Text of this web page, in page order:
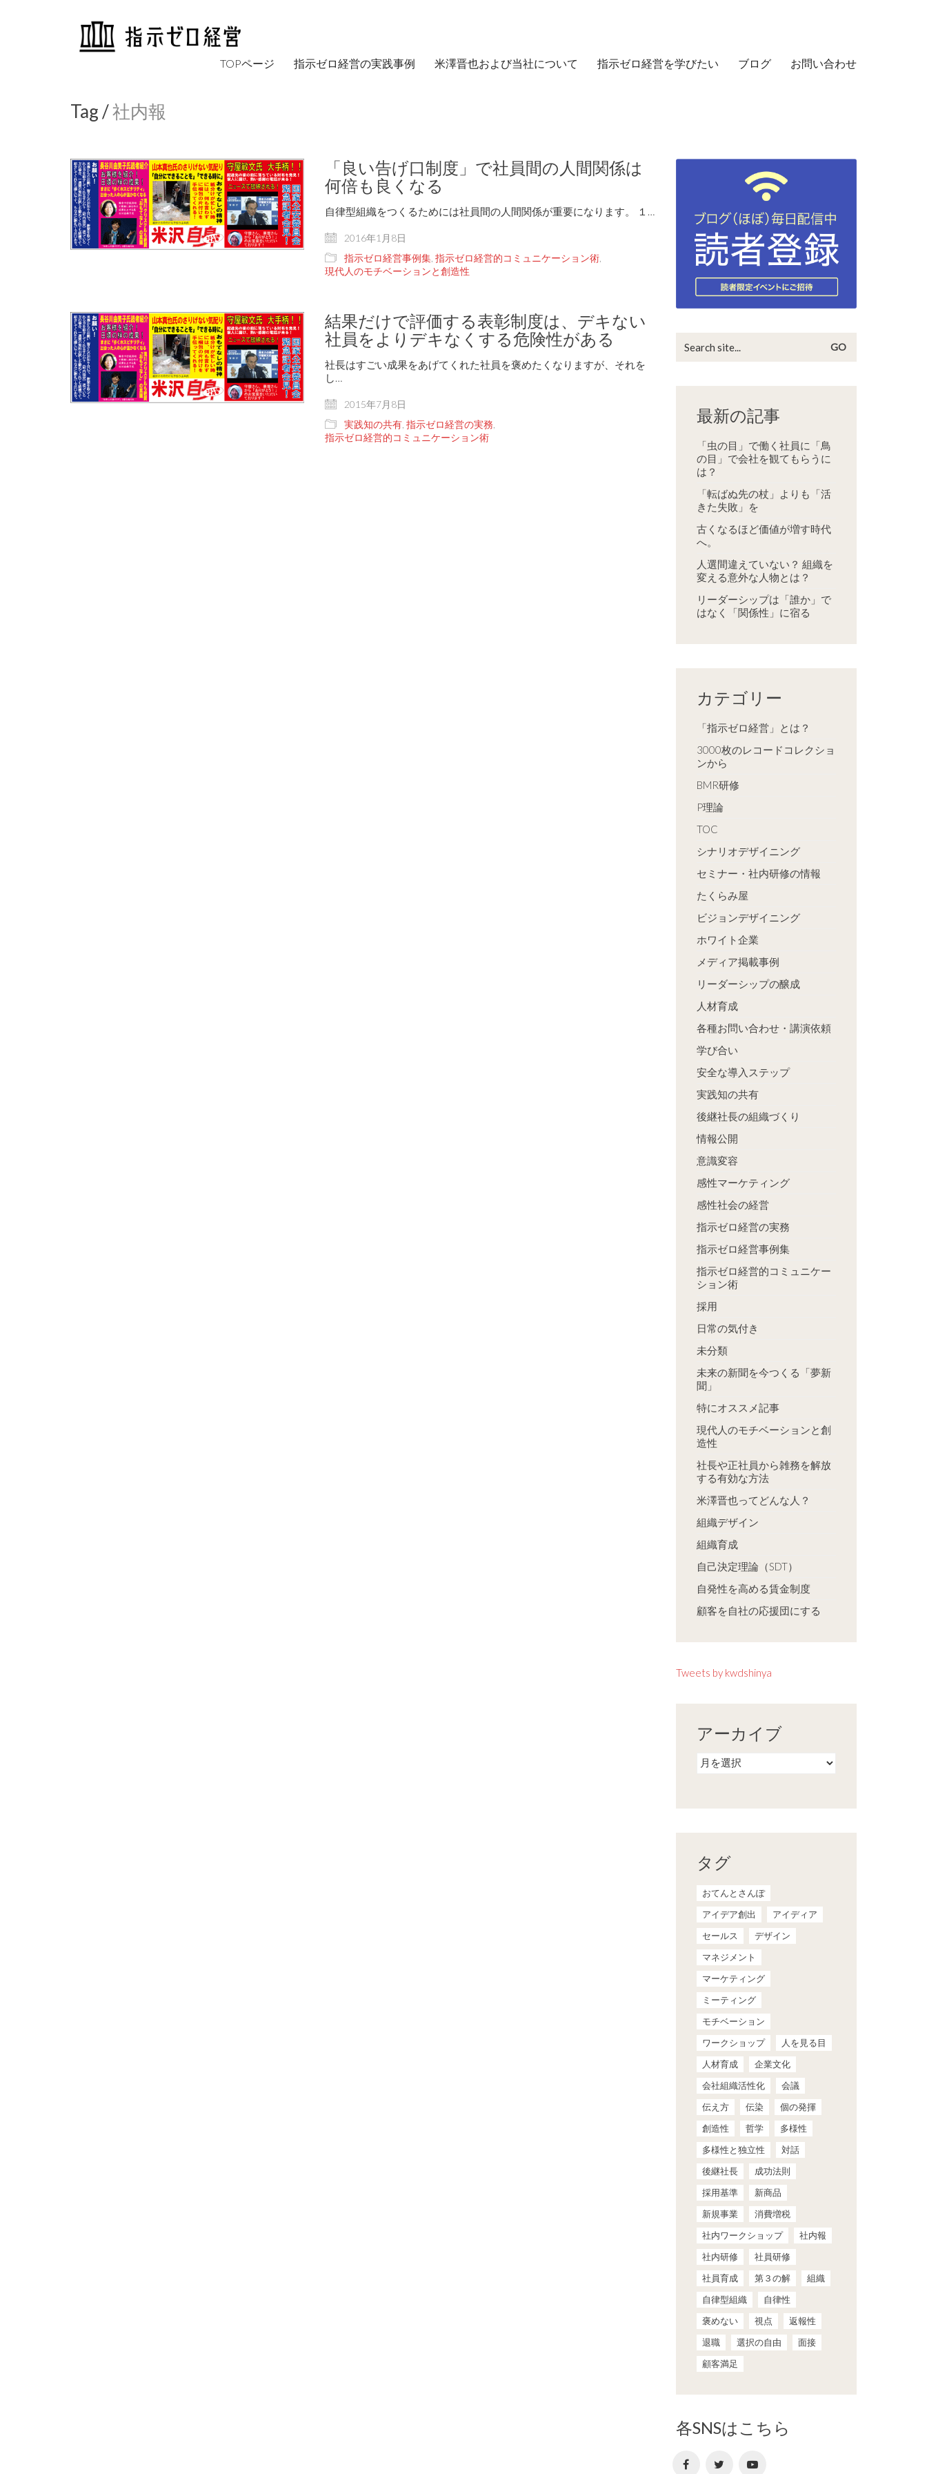
TOPページ 指示ゼロ経営の実践事例 米澤晋也および当社について 指示ゼロ経営を学びたい ブログ お問い合わせ
Tag /社内報
「良い告げ口制度」で社員間の人間関係は
何倍も良くなる
自律型組織をつくるためには社員間の人間関係が重要になります。 １…
2016年1月8日
指示ゼロ経営事例集 指示ゼロ経営的コミュニケーション術
現代人のモチベーションと創造性
結果だけで評価する表彰制度は、デキない
社員をよりデキなくする危険性がある
社長はすごい成果をあげてくれた社員を褒めたくなりますが、それを
し…
2015年7月8日
実践知の共有 指示ゼロ経営の実務
指示ゼロ経営的コミュニケーション術
for:
最新の記事
「虫の目」で働く社員に「鳥
の目」で会社を観てもらうに
は？
「転ばぬ先の杖」よりも「活
きた失敗」を
古くなるほど価値が増す時代
へ。
人選間違えていない？ 組織を
変える意外な人物とは？
リーダーシップは「誰か」で
はなく「関係性」に宿る
カテゴリー
「指示ゼロ経営」とは？
3000枚のレコードコレクショ
ンから
BMR研修
P理論
TOC
シナリオデザイニング
セミナー・社内研修の情報
たくらみ屋
ビジョンデザイニング
ホワイト企業
メディア掲載事例
リーダーシップの醸成
人材育成
各種お問い合わせ・講演依頼
学び合い
安全な導入ステップ
実践知の共有
後継社長の組織づくり
情報公開
意識変容
感性マーケティング
感性社会の経営
指示ゼロ経営の実務
指示ゼロ経営事例集
指示ゼロ経営的コミュニケー
ション術
採用
日常の気付き
未分類
未来の新聞を今つくる「夢新
聞」
特にオススメ記事
現代人のモチベーションと創
造性
社長や正社員から雑務を解放
する有効な方法
米澤晋也ってどんな人？
組織デザイン
組織育成
自己決定理論（SDT）
自発性を高める賃金制度
顧客を自社の応援団にする
Tweets by kwdshinya
アーカイブ
ア
ー
ブ
タグ
おてんとさんぽ
アイデア創出
アイディア
セールス
デザイン
マネジメント
マーケティング
ミーティング
モチベーション
ワークショップ
人を見る目
人材育成
企業文化
会社組織活性化
会議
伝え方
伝染
個の発揮
創造性
哲学
多様性
多様性と独立性
対話
後継社長
成功法則
採用基準
新商品
新規事業
消費増税
社内ワークショップ
社内報
社内研修
社員研修
社員育成
第３の解
組織
自律型組織
自律性
褒めない
視点
返報性
退職
選択の自由
面接
顧客満足
各SNSはこちら